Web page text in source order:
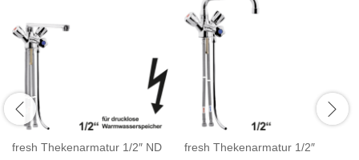
fresh Thekenarmatur 1/2″ ND fresh Thekenarmatur 1/2″